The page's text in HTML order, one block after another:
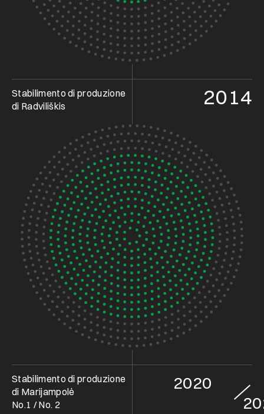
2014
Stabilimento di produzione
di Radviliškis
2020
Stabilimento di produzione
di Marijampolė
No.1 / No. 2